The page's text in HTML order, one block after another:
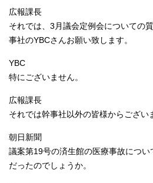
広報課長
それでは、3月議会定例会についての
事社のYBCさんお願い致します。
YBC
特にございません。
広報課長
それでは幹事社以外の皆様からござい
朝日新聞
議案第19号の済生館の医療事故につ
だったのでしょうか。